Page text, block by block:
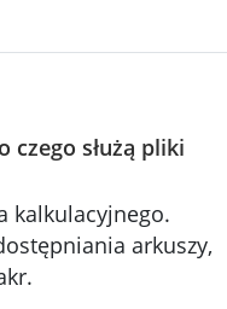
czego służą pliki
kalkulacyjnego.
arkuszy,